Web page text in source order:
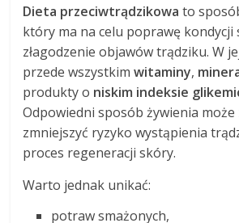
Dieta przeciwtrądzikowa to
który ma na celu poprawę kondycji
złagodzenie objawów trądziku. W
przede wszystkimwitaminy,
produkty o niskim indeksie
Odpowiedni sposób żywienia może
zmniejszyć ryzyko wystąpienia
proces regeneracji skóry.
Warto jednak unikać:
potraw smażonych,